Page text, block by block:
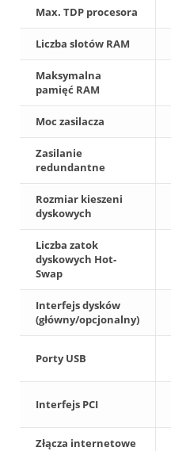
Max. TDP procesora
Liczba slotów RAM
Maksymalna
pamięć RAM
Moc zasilacza
Zasilanie
redundantne
Rozmiar kieszeni
dyskowych
Liczba zatok
dyskowych Hot-
Swap
Interfejs dysków
(główny/opcjonalny)
Porty USB
Interfejs PCI
Złącza internetowe